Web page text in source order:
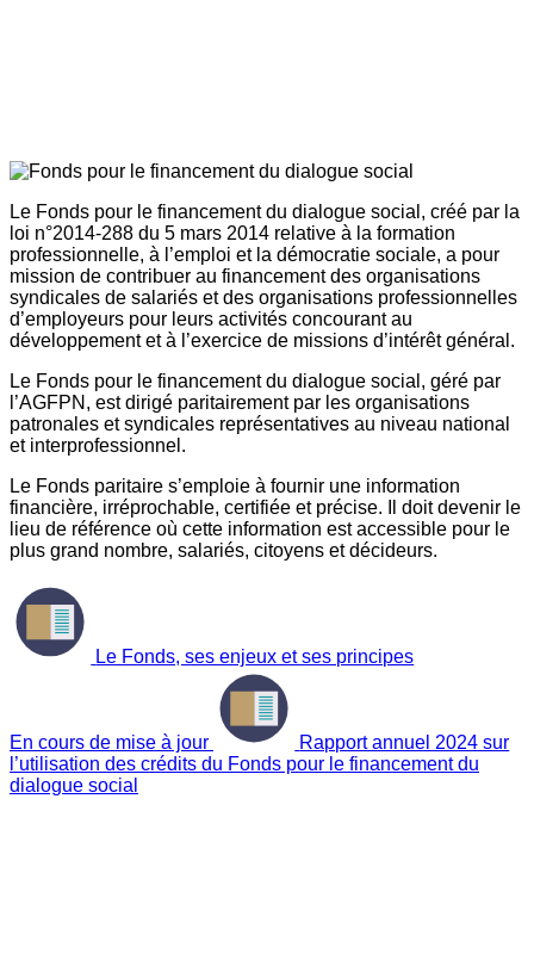
Le Fonds pour le financement du dialogue social, créé par la
loi n°2014-288 du 5 mars 2014 relative à la formation
professionnelle, à l’emploi et la démocratie sociale, a pour
mission de contribuer au financement des organisations
syndicales de salariés et des organisations professionnelles
d’employeurs pour leurs activités concourant au
développement et à l’exercice de missions d’intérêt général.
Le Fonds pour le financement du dialogue social, géré par
l’AGFPN, est dirigé paritairement par les organisations
patronales et syndicales représentatives au niveau national
et interprofessionnel.
Le Fonds paritaire s’emploie à fournir une information
financière, irréprochable, certifiée et précise. Il doit devenir le
lieu de référence où cette information est accessible pour le
plus grand nombre, salariés, citoyens et décideurs.
Le Fonds, ses enjeux et ses principes
En cours de mise à jour
Rapport annuel 2024 sur
l’utilisation des crédits du Fonds pour le financement du
dialogue social